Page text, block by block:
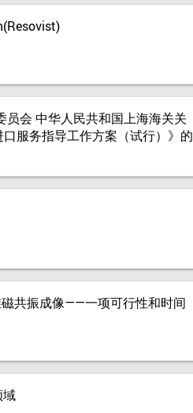
会 中华人民共和国上海海关关
服务指导工作方案（试行）》的
共振成像——一项可行性和时间
域